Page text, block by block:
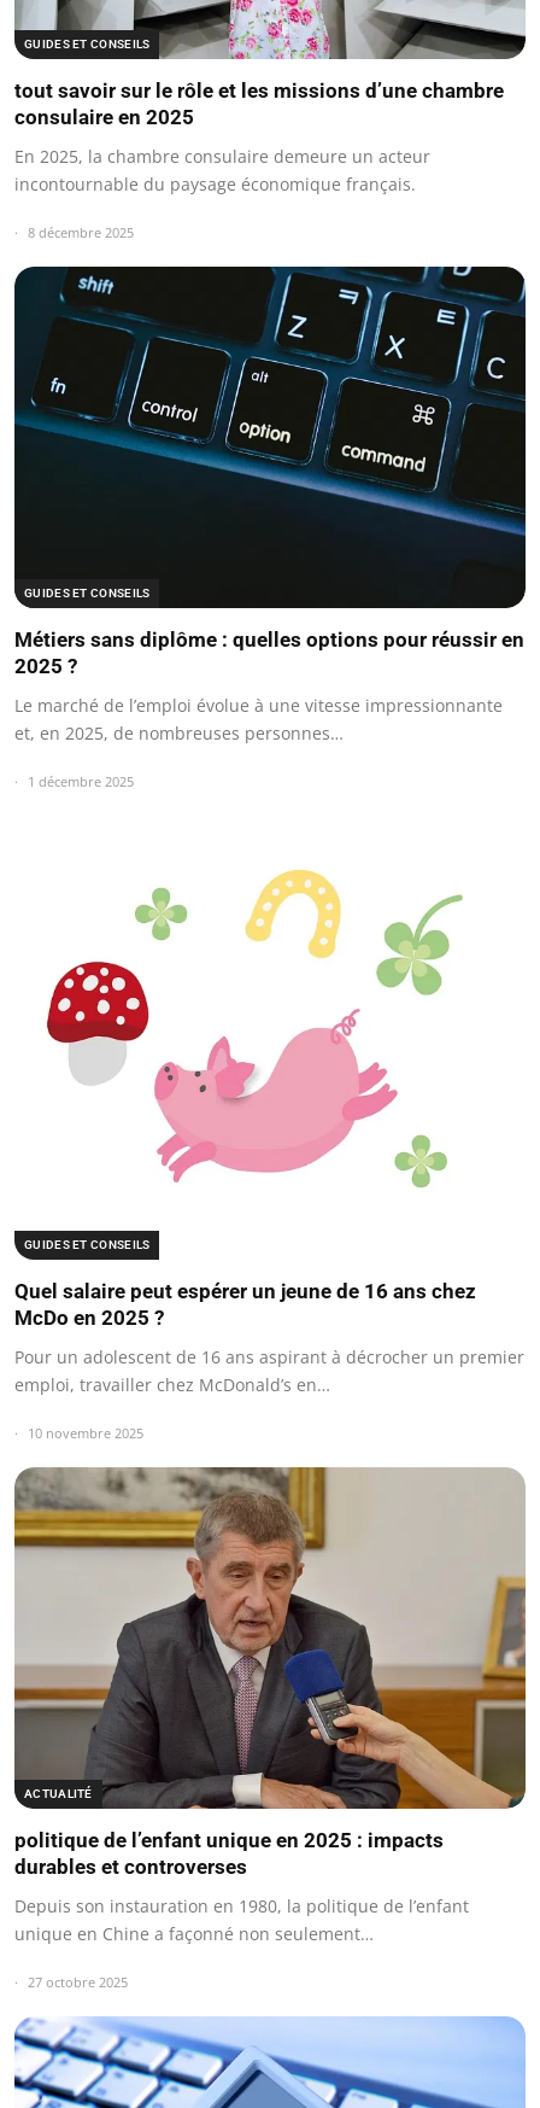
GUIDES ET CONSEILS
tout savoir sur le rôle et les missions d’une chambre
consulaire en 2025
En 2025, la chambre consulaire demeure un acteur
incontournable du paysage économique français.
8 décembre 2025
GUIDES ET CONSEILS
Métiers sans diplôme : quelles options pour réussir en
2025 ?
Le marché de l’emploi évolue à une vitesse impressionnante
et, en 2025, de nombreuses personnes…
1 décembre 2025
GUIDES ET CONSEILS
Quel salaire peut espérer un jeune de 16 ans chez
McDo en 2025 ?
Pour un adolescent de 16 ans aspirant à décrocher un premier
emploi, travailler chez McDonald’s en…
10 novembre 2025
ACTUALITÉ
politique de l’enfant unique en 2025 : impacts
durables et controverses
Depuis son instauration en 1980, la politique de l’enfant
unique en Chine a façonné non seulement…
27 octobre 2025